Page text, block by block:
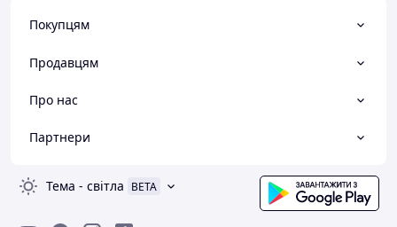
Покупцям
Продавцям
Про нас
Партнери
Тема - світла BETA